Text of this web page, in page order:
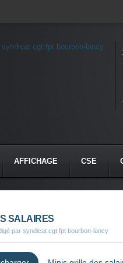
AFFICHAGE CSE
SALAIRES
par syndicat cgt fpt bourbon-lancy